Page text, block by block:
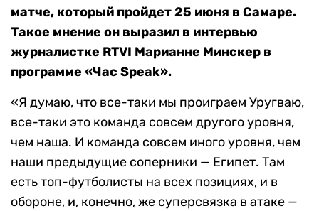
матче, который пройдет 25 июня в Самаре.
Такое мнение он выразил в интервью
журналистке RTVI Марианне Минскер в
программе «Час Speak».
«Я думаю, что все-таки мы проиграем Уругваю,
все-таки это команда совсем другого уровня,
чем наша. И команда совсем иного уровня, чем
наши предыдущие соперники — Египет. Там
есть топ-футболисты на всех позициях, и в
обороне, и, конечно, же суперсвязка в атаке —